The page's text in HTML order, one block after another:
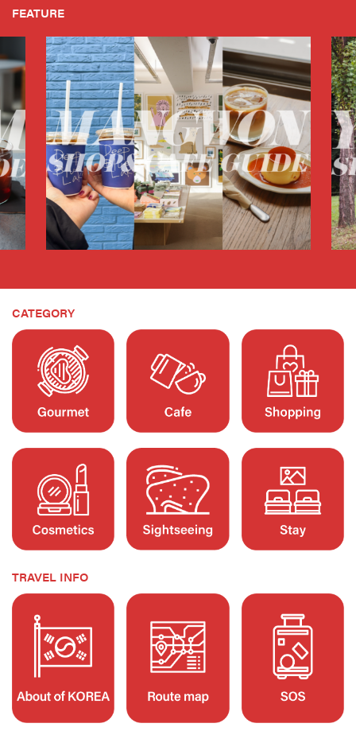
FEATURE
CATEGORY
TRAVEL INFO